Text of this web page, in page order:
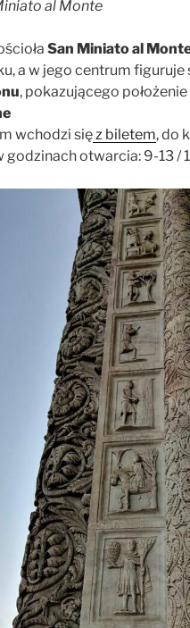
al Monte
San Miniato al
a w jego centrum figuruje
, pokazującego położenie
wchodzi sięz biletem, do
godzinach otwarcia: 9-13 /